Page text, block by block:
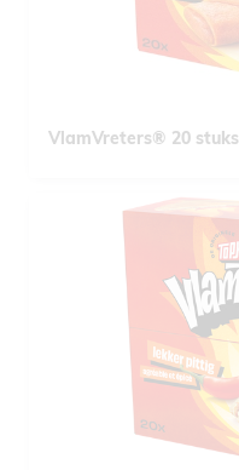
VlamVreters® 20 stuks